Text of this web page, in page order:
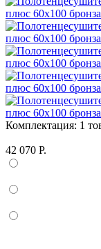
Комплектация: 1
42 070 Р.